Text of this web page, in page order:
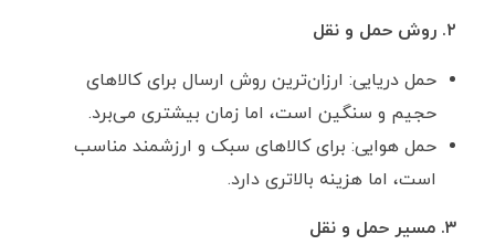
۲. روش حمل ‌و نقل
حمل دریایی: ارزان‌ترین روش ارسال برای کالاهای
حجیم و سنگین است، اما زمان بیشتری می‌برد.
حمل هوایی: برای کالاهای سبک و ارزشمند مناسب
است، اما هزینه بالاتری دارد.
۳. مسیر حمل ‌و نقل